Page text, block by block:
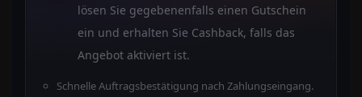
lösen Sie gegebenenfalls einen Gutschein
ein und erhalten Sie Cashback, falls das
Angebot aktiviert ist.
Schnelle Auftragsbestätigung nach Zahlungseingang.